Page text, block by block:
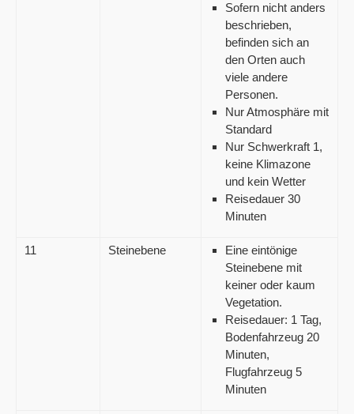
Sofern nicht anders
beschrieben,
befinden sich an
den Orten auch
viele andere
Personen.
Nur Atmosphäre mit
Standard
Nur Schwerkraft 1,
keine Klimazone
und kein Wetter
Reisedauer 30
Minuten
11 Steinebene
Eine eintönige
Steinebene mit
keiner oder kaum
Vegetation.
Reisedauer: 1 Tag,
Bodenfahrzeug 20
Minuten,
Flugfahrzeug 5
Minuten